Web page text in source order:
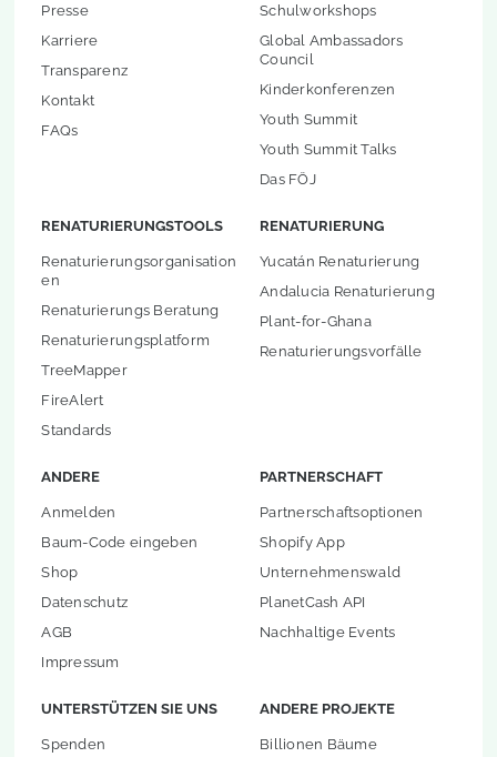
Presse
Karriere
Transparenz
Kontakt
FAQs
Schulworkshops
Global Ambassadors
Council
Kinderkonferenzen
Youth Summit
Youth Summit Talks
Das FÖJ
RENATURIERUNGSTOOLS
Renaturierungsorganisation
en
Renaturierungs Beratung
Renaturierungsplatform
TreeMapper
FireAlert
Standards
RENATURIERUNG
Yucatán Renaturierung
Andalucia Renaturierung
Plant-for-Ghana
Renaturierungsvorfälle
ANDERE
Anmelden
Baum-Code eingeben
Shop
Datenschutz
AGB
Impressum
PARTNERSCHAFT
Partnerschaftsoptionen
Shopify App
Unternehmenswald
PlanetCash API
Nachhaltige Events
UNTERSTÜTZEN SIE UNS
Spenden
ANDERE PROJEKTE
Billionen Bäume